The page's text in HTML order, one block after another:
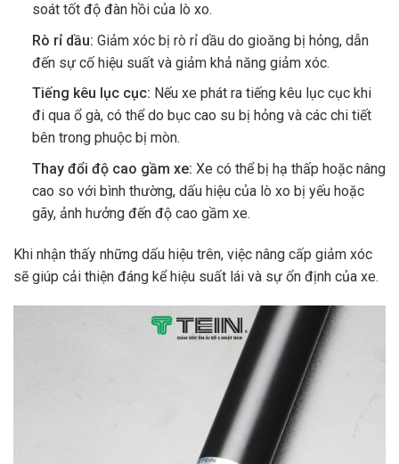
soát tốt độ đàn hồi của lò xo.
Rò rỉ dầu: Giảm xóc bị rò rỉ dầu do gioăng bị hỏng, dẫn
đến sự cố hiệu suất và giảm khả năng giảm xóc.
Tiếng kêu lục cục: Nếu xe phát ra tiếng kêu lục cục khi
đi qua ổ gà, có thể do bục cao su bị hỏng và các chi tiết
bên trong phuộc bị mòn.
Thay đổi độ cao gầm xe: Xe có thể bị hạ thấp hoặc nâng
cao so với bình thường, dấu hiệu của lò xo bị yếu hoặc
gãy, ảnh hưởng đến độ cao gầm xe.
Khi nhận thấy những dấu hiệu trên, việc nâng cấp giảm xóc
sẽ giúp cải thiện đáng kể hiệu suất lái và sự ổn định của xe.